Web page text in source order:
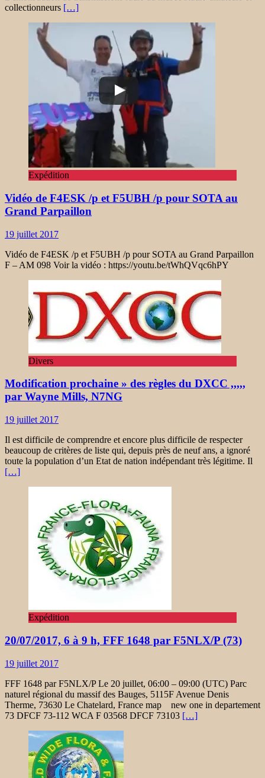
collectionneurs […]
Expédition
Vidéo de F4ESK /p et F5UBH /p pour SOTA au
Grand Parpaillon
19 juillet 2017
Vidéo de F4ESK /p et F5UBH /p pour SOTA au Grand Parpaillon
F – AM 098 Voir la vidéo : https://youtu.be/tWhQVqc6hPY
Divers
Modification prochaine » des règles du DXCC ,,,,,
par Wayne Mills, N7NG
19 juillet 2017
Il est difficile de comprendre et encore plus difficile de respecter
beaucoup de critères de liste qui, depuis près de neuf ans, a ignoré
toute la population d’un Etat de nation indépendant très légitime. Il
[…]
Expédition
20/07/2017, 6 à 9 h, FFF 1648 par F5NLX/P (73)
19 juillet 2017
FFF 1648 par F5NLX/P Le 20 juillet, 06:00 – 09:00 (UTC) Parc
naturel régional du massif des Bauges, 5115F Avenue Denis
Therme, 73630 Le Chatelard, France map new one in departement
73 DFCF 73-112 WCA F 03568 DFCF 73103 […]